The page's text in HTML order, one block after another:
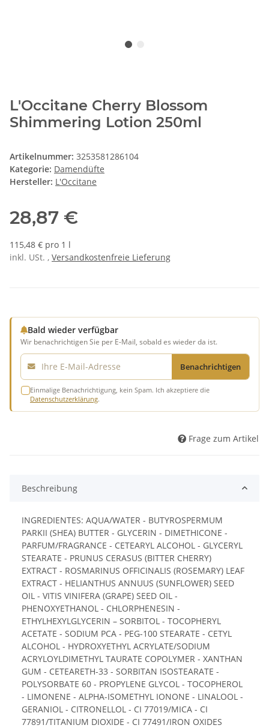
L'Occitane Cherry Blossom
Shimmering Lotion 250ml
Artikelnummer: 3253581286104
Kategorie: Damendüfte
Hersteller: L'Occitane
28,87 €
115,48 € pro 1 l
inkl. USt. , Versandkostenfreie Lieferung
Bald wieder verfügbar
Wir benachrichtigen Sie per E-Mail, sobald es wieder da ist.
E-Mail
Benachrichtigen
Einmalige Benachrichtigung, kein Spam. Ich akzeptiere die
Datenschutzerklärung.
Frage zum Artikel
Beschreibung
INGREDIENTES: AQUA/WATER - BUTYROSPERMUM
PARKII (SHEA) BUTTER - GLYCERIN - DIMETHICONE -
PARFUM/FRAGRANCE - CETEARYL ALCOHOL - GLYCERYL
STEARATE - PRUNUS CERASUS (BITTER CHERRY)
EXTRACT - ROSMARINUS OFFICINALIS (ROSEMARY) LEAF
EXTRACT - HELIANTHUS ANNUUS (SUNFLOWER) SEED
OIL - VITIS VINIFERA (GRAPE) SEED OIL -
PHENOXYETHANOL - CHLORPHENESIN -
ETHYLHEXYLGLYCERIN – SORBITOL - TOCOPHERYL
ACETATE - SODIUM PCA - PEG-100 STEARATE - CETYL
ALCOHOL - HYDROXYETHYL ACRYLATE/SODIUM
ACRYLOYLDIMETHYL TAURATE COPOLYMER - XANTHAN
GUM - CETEARETH-33 - SORBITAN ISOSTEARATE -
POLYSORBATE 60 - PROPYLENE GLYCOL - TOCOPHEROL
- LIMONENE - ALPHA-ISOMETHYL IONONE - LINALOOL -
GERANIOL - CITRONELLOL - CI 77019/MICA - CI
77891/TITANIUM DIOXIDE - CI 77491/IRON OXIDES